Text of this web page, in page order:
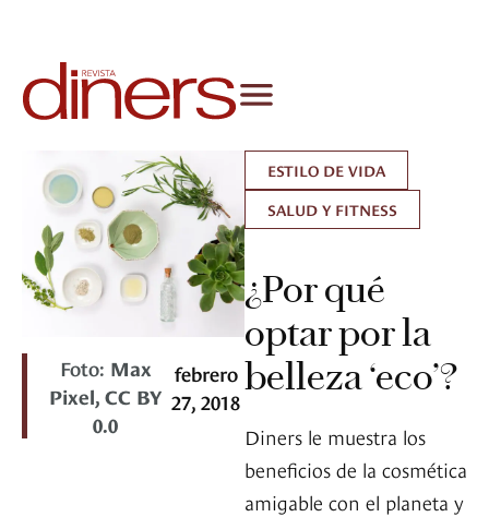
Foto: Max
Pixel, CC BY
0.0
febrero
27, 2018
ESTILO DE VIDA
SALUD Y FITNESS
¿Por qué
optar por la
belleza ‘eco’?
Diners le muestra los
beneficios de la cosmética
amigable con el planeta y